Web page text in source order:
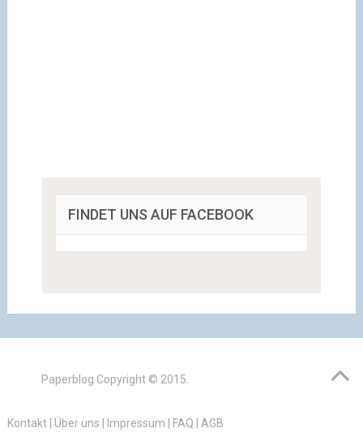
FINDET UNS AUF FACEBOOK
Paperblog Copyright © 2015.
Kontakt| Über uns Impressum FAQ AGB